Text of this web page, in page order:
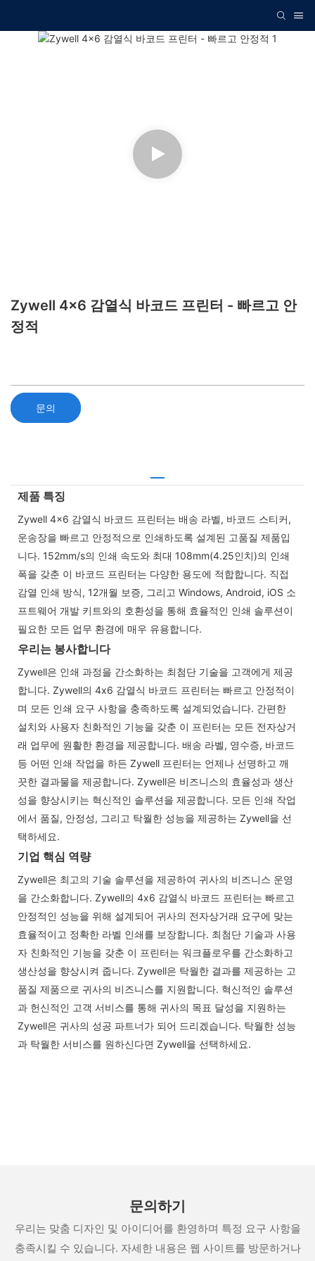
Zywell 4x6 감열식 바코드 프린터 - 빠르고 안
정적
문의
제품 특징
Zywell 4x6 감열식 바코드 프린터는 배송 라벨, 바코드 스티커,
운송장을 빠르고 안정적으로 인쇄하도록 설계된 고품질 제품입
니다. 152mm/s의 인쇄 속도와 최대 108mm(4.25인치)의 인쇄
폭을 갖춘 이 바코드 프린터는 다양한 용도에 적합합니다. 직접
감열 인쇄 방식, 12개월 보증, 그리고 Windows, Android, iOS 소
프트웨어 개발 키트와의 호환성을 통해 효율적인 인쇄 솔루션이
필요한 모든 업무 환경에 매우 유용합니다.
우리는 봉사합니다
Zywell은 인쇄 과정을 간소화하는 최첨단 기술을 고객에게 제공
합니다. Zywell의 4x6 감열식 바코드 프린터는 빠르고 안정적이
며 모든 인쇄 요구 사항을 충족하도록 설계되었습니다. 간편한
설치와 사용자 친화적인 기능을 갖춘 이 프린터는 모든 전자상거
래 업무에 원활한 환경을 제공합니다. 배송 라벨, 영수증, 바코드
등 어떤 인쇄 작업을 하든 Zywell 프린터는 언제나 선명하고 깨
끗한 결과물을 제공합니다. Zywell은 비즈니스의 효율성과 생산
성을 향상시키는 혁신적인 솔루션을 제공합니다. 모든 인쇄 작업
에서 품질, 안정성, 그리고 탁월한 성능을 제공하는 Zywell을 선
택하세요.
기업 핵심 역량
Zywell은 최고의 기술 솔루션을 제공하여 귀사의 비즈니스 운영
을 간소화합니다. Zywell의 4x6 감열식 바코드 프린터는 빠르고
안정적인 성능을 위해 설계되어 귀사의 전자상거래 요구에 맞는
효율적이고 정확한 라벨 인쇄를 보장합니다. 최첨단 기술과 사용
자 친화적인 기능을 갖춘 이 프린터는 워크플로우를 간소화하고
생산성을 향상시켜 줍니다. Zywell은 탁월한 결과를 제공하는 고
품질 제품으로 귀사의 비즈니스를 지원합니다. 혁신적인 솔루션
과 헌신적인 고객 서비스를 통해 귀사의 목표 달성을 지원하는
Zywell은 귀사의 성공 파트너가 되어 드리겠습니다. 탁월한 성능
과 탁월한 서비스를 원하신다면 Zywell을 선택하세요.
문의하기
우리는 맞춤 디자인 및 아이디어를 환영하며 특정 요구 사항을
충족시킬 수 있습니다. 자세한 내용은 웹 사이트를 방문하거나